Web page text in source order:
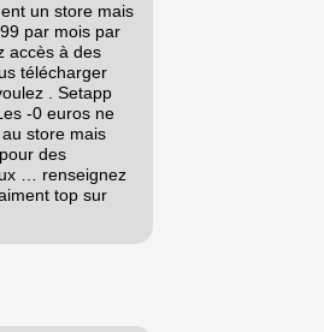
un store mais
par mois par
accès à des
télécharger
. Setapp
-0 euros ne
store mais
des
… renseignez
top sur